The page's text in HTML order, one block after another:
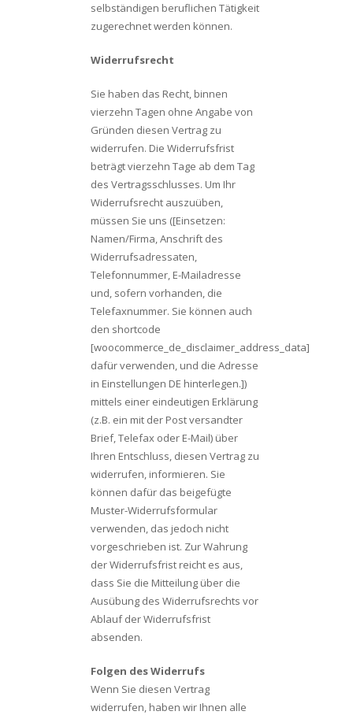
selbständigen beruflichen Tätigkeit
zugerechnet werden können.
Widerrufsrecht
Sie haben das Recht, binnen
vierzehn Tagen ohne Angabe von
Gründen diesen Vertrag zu
widerrufen. Die Widerrufsfrist
beträgt vierzehn Tage ab dem Tag
des Vertragsschlusses. Um Ihr
Widerrufsrecht auszuüben,
müssen Sie uns ([Einsetzen:
Namen/Firma, Anschrift des
Widerrufsadressaten,
Telefonnummer, E-Mailadresse
und, sofern vorhanden, die
Telefaxnummer. Sie können auch
den shortcode
[woocommerce_de_disclaimer_address_data]
dafür verwenden, und die Adresse
in Einstellungen DE hinterlegen.])
mittels einer eindeutigen Erklärung
(z.B. ein mit der Post versandter
Brief, Telefax oder E-Mail) über
Ihren Entschluss, diesen Vertrag zu
widerrufen, informieren. Sie
können dafür das beigefügte
Muster-Widerrufsformular
verwenden, das jedoch nicht
vorgeschrieben ist. Zur Wahrung
der Widerrufsfrist reicht es aus,
dass Sie die Mitteilung über die
Ausübung des Widerrufsrechts vor
Ablauf der Widerrufsfrist
absenden.
Folgen des Widerrufs
Wenn Sie diesen Vertrag
widerrufen, haben wir Ihnen alle